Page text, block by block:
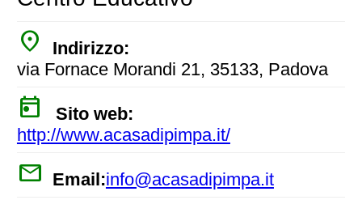
place
Indirizzo:
via Fornace Morandi 21, 35133, Padova
today
Sito web:
http://www.acasadipimpa.it/
mail Email:info@acasadipimpa.it